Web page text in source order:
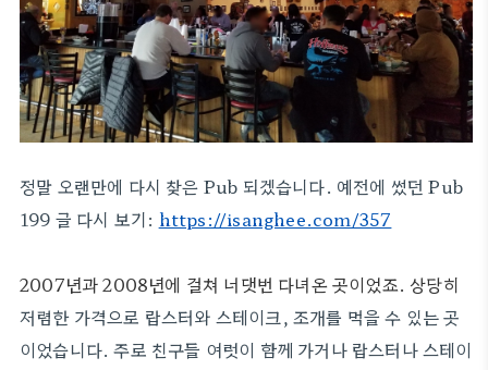
정말 오랜만에 다시 찾은 Pub 되겠습니다. 예전에 썼던 Pub
199 글 다시 보기: https://isanghee.com/357
2007년과 2008년에 걸쳐 너댓번 다녀온 곳이었죠. 상당히
저렴한 가격으로 랍스터와 스테이크, 조개를 먹을 수 있는 곳
이었습니다. 주로 친구들 여럿이 함께 가거나 랍스터나 스테이